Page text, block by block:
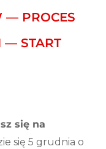
— PROCES
— START
się na
się 5 grudnia o